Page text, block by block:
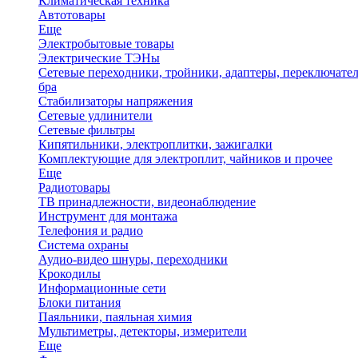
Автотовары
Еще
Электробытовые товары
Электрические ТЭНы
Сетевые переходники, тройники, адаптеры,
бра
Стабилизаторы напряжения
Сетевые удлинители
Сетевые фильтры
Кипятильники, электроплитки, зажигалки
Комплектующие для электроплит, чайников и прочее
Еще
Радиотовары
ТВ принадлежности, видеонаблюдение
Инструмент для монтажа
Телефония и радио
Система охраны
Аудио-видео шнуры, переходники
Крокодилы
Информационные сети
Блоки питания
Паяльники, паяльная химия
Мультиметры, детекторы, измерители
Еще